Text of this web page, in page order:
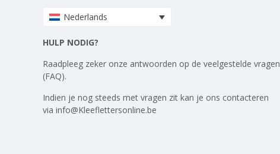
Nederlands
HULP NODIG?
Raadpleeg zeker onze antwoorden op de veelgestelde vragen
(FAQ).
Indien je nog steeds met vragen zit kan je ons contacteren
via info@Kleeflettersonline.be